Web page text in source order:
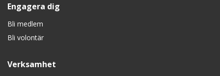
Engagera dig
Bli medlem
Bli volontär
Verksamhet